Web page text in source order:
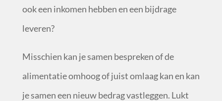
ook een inkomen hebben en een bijdrage
leveren?
Misschien kan je samen bespreken of de
alimentatie omhoog of juist omlaag kan en kan
je samen een nieuw bedrag vastleggen. Lukt